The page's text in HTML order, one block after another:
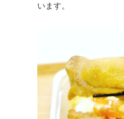
います。